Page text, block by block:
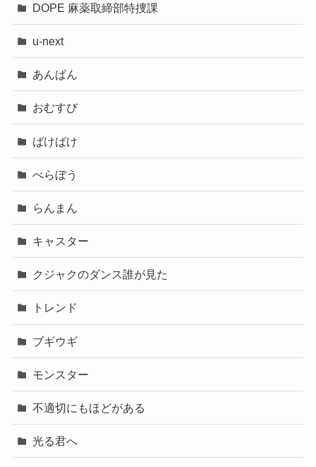
DOPE 麻薬取締部特捜課
u-next
あんぱん
おむすび
ばけばけ
べらぼう
らんまん
キャスター
クジャクのダンス誰が見た
トレンド
ブギウギ
モンスター
不適切にもほどがある
光る君へ